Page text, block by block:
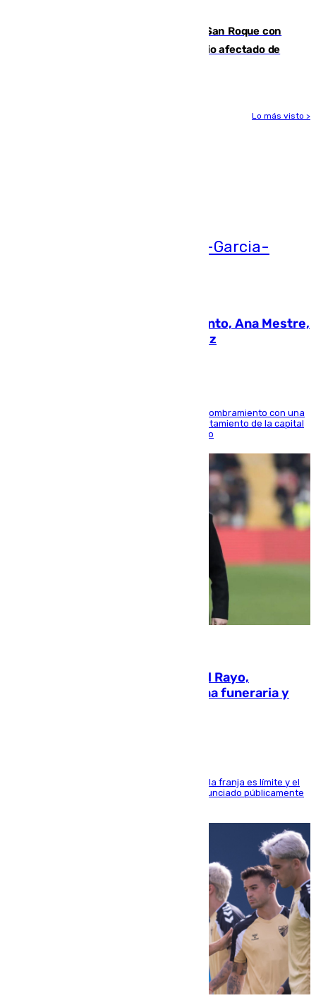
Estabilizado el incendio forestal de San Roque con
19 familias aún desalojadas y un domicilio afectado de
Lo más visto >
La nueva presidenta del Parlamento, Ana Mestre,
hace parada institucional en Cádiz
Ana Mestre estrena su agenda oficial tras su nombramiento con una
doble visita a la Diputación Provincial y al Ayuntamiento de la capital
para sellar una etapa de colaboración y diálogo
Raúl Martín Presa, Presidente del Rayo,
amenazado de muerte: una corona funeraria y
La situación con los aficionados del cuadro de la franja es límite y el
máximo mandatario del club madrileño ha denunciado públicamente